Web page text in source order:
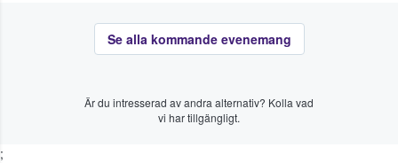
Se alla kommande evenemang
Är du intresserad av andra alternativ? Kolla vad
vi har tillgängligt.
;